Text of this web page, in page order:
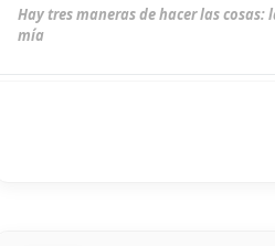
Hay tres maneras de hacer las
mía